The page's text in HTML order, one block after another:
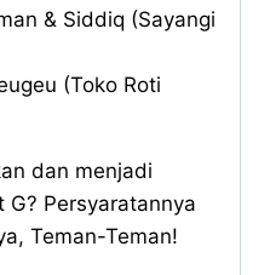
& Siddiq (Sayangi
(Toko Roti
dan menjadi
G? Persyaratannya
Teman-Teman!